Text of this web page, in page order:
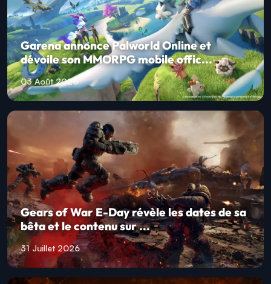
Garena annonce Palworld Online et
dévoile son MMORPG mobile offic...
03 Août 2026
Gears of War E-Day révèle les dates de sa
bêta et le contenu sur ...
31 Juillet 2026